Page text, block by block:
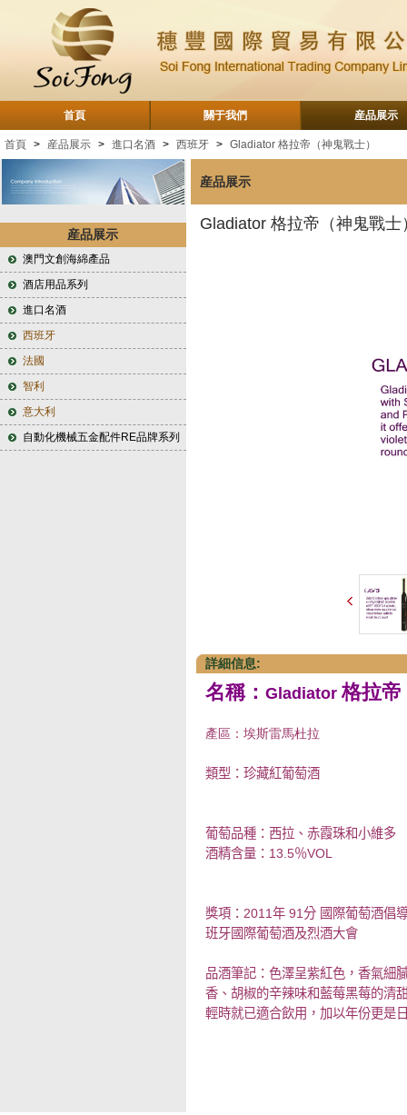
首頁 關于我們 産品展示
首頁 > 産品展示 > 進口名酒 > 西班牙 > Gladiator 格拉帝（神鬼戰士）
産品展示
澳門文創海綿產品
酒店用品系列
進口名酒
西班牙
法國
智利
意大利
自動化機械五金配件RE品牌系列
産品展示
Gladiator 格拉帝（神鬼戰士
詳細信息:
名稱： Gladiator格拉帝
產區：埃斯雷馬杜拉
類型：珍藏紅葡萄酒
葡萄品種：西拉、赤霞珠和小維多
酒精含量： 13.5％VOL
獎項： 2011年 91分 國際葡萄酒倡
班牙國際葡萄酒及烈酒大會
品酒筆記：色澤呈紫紅色，香氣細
香、胡椒的辛辣味和藍莓黑莓的清
輕時就已適合飲用，加以年份更是